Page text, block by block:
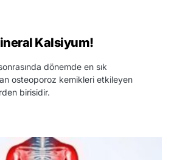
Kalsiyum!
dönemde en sık
osteoporoz kemikleri etkileyen
birisidir.